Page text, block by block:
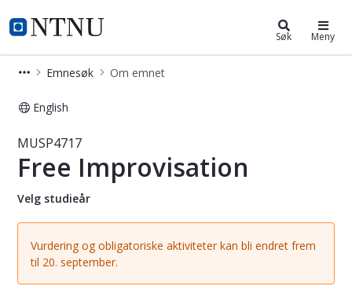
NTNU Hjemmeside
Studier Søk Meny
Emnesøk Om emnet
English
Emne - Free Improvisation -
MUSP4717
Free Improvisation
Velg studieår
Vurdering og obligatoriske aktiviteter kan bli endret frem
til 20. september.